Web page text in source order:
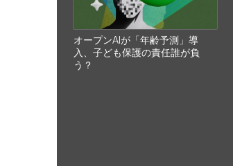
オープンAIが「年齢予測」導
入、子ども保護の責任誰が負
う？